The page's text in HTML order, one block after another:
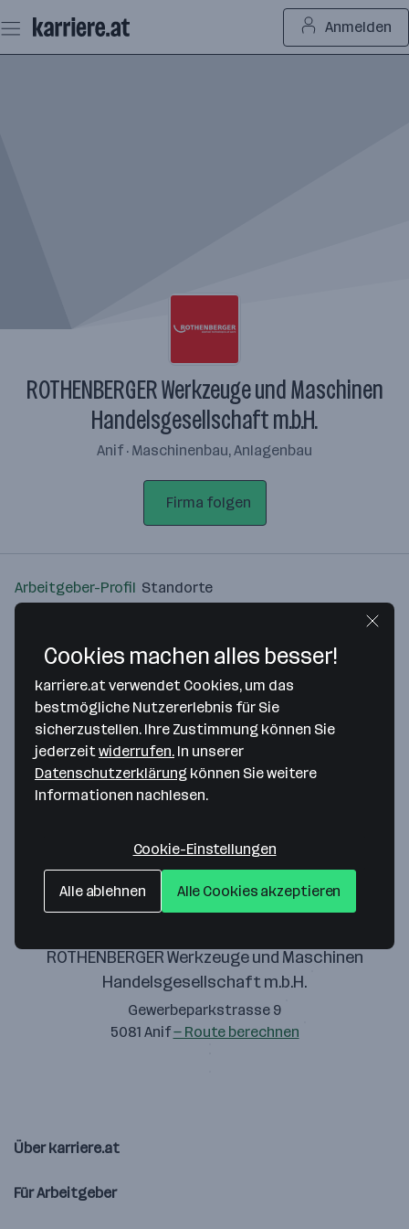
Seiteninhalt
springen
Anmelden
ROTHENBERGER Werkzeuge und Maschinen
Handelsgesellschaft m.b.H.
Anif · Maschinenbau, Anlagenbau
Firma folgen
Arbeitgeber-Profil Standorte
Bitte stimme unseren Cookie-
Richtlinien zu, um diese Karte
anzuzeigen.
ROTHENBERGER Werkzeuge und Maschinen
Handelsgesellschaft m.b.H.
Gewerbeparkstrasse 9
5081 Anif— Route berechnen
Über karriere.at
Für Arbeitgeber
Cookies machen alles besser!
karriere.at verwendet Cookies, um das
bestmögliche Nutzererlebnis für Sie
sicherzustellen. Ihre Zustimmung können Sie
jederzeitwiderrufen. In unserer
Datenschutzerklärung können Sie weitere
Informationen nachlesen.
Cookie-Einstellungen
Alle ablehnen Alle Cookies akzeptieren